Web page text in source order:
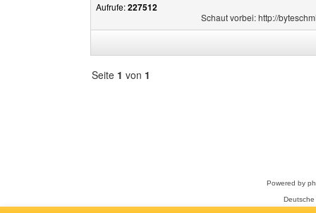
Aufrufe:227512
Schaut vorbei: http://
Seite 1 von 1
Powered by